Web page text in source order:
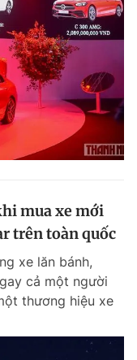
mua xe mới
trên toàn quốc
xe lăn bánh,
cả một người
thương hiệu xe